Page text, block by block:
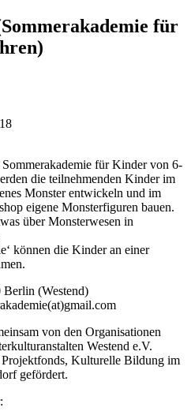
für
Sommerakademie für Kinder von 6-
die teilnehmenden Kinder im
Monster entwickeln und im
eigene Monsterfiguren bauen.
über Monsterwesen in
können die Kinder an einer
Berlin (Westend)
von den Organisationen
Westend e.V.
Kulturelle Bildung im
gefördert.